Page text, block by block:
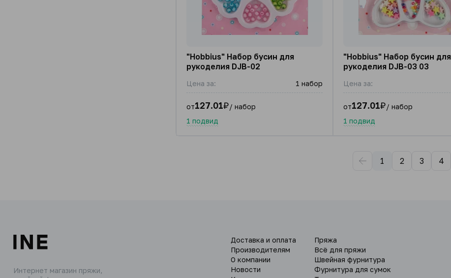
"Hobbius" Набор бусин для
рукоделия DJB-02
Цена за: 1 набор
от127.01₽/ набор
1 подвид
"Hobbius" Набор бусин для
рукоделия DJB-03 03
Цена за:
от127.01₽/ набор
1 подвид
1 2 3 4
Интернет магазин пряжи,
Доставка и оплата
Производителям
О компании
Новости
Пряжа
Всё для пряжи
Швейная фурнитура
Фурнитура для сумок